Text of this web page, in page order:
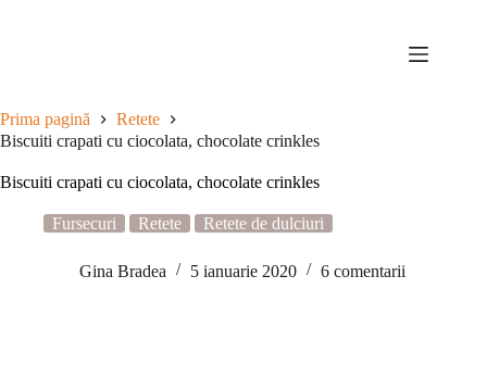
Prima pagină
Retete
Biscuiti crapati cu ciocolata, chocolate crinkles
Biscuiti crapati cu ciocolata, chocolate crinkles
Fursecuri Retete Retete de dulciuri
Gina Bradea 5 ianuarie 2020 6 comentarii